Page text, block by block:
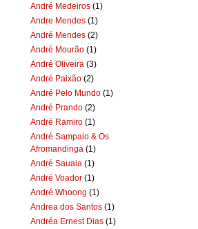
André Medeiros (1)
Andre Mendes (1)
André Mendes (2)
André Mourão (1)
André Oliveira (3)
André Paixão (2)
André Pelo Mundo (1)
André Prando (2)
André Ramiro (1)
André Sampaio & Os
Afromandinga (1)
André Sauaia (1)
André Voador (1)
André Whoong (1)
Andrea dos Santos (1)
Andréa Ernest Dias (1)